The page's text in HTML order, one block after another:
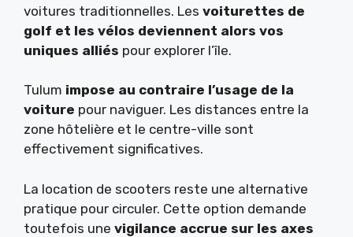
voitures traditionnelles. Les voiturettes de
golf et les vélos deviennent alors vos
uniques alliés pour explorer l’île.
Tulum impose au contraire l’usage de la
voiture pour naviguer. Les distances entre la
zone hôtelière et le centre-ville sont
effectivement significatives.
La location de scooters reste une alternative
pratique pour circuler. Cette option demande
toutefois une vigilance accrue sur les axes